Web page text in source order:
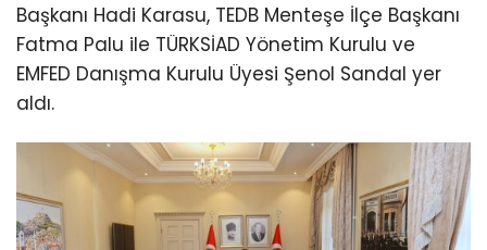
Başkanı Hadi Karasu, TEDB Menteşe İlçe Başkanı
Fatma Palu ile TÜRKSİAD Yönetim Kurulu ve
EMFED Danışma Kurulu Üyesi Şenol Sandal yer
aldı.